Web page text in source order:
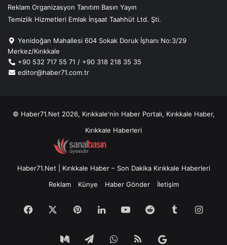
Reklam Organizasyon Tanıtım Basın Yayın
Temizlik Hizmetleri Emlak İnşaat Taahhüt Ltd. Şti.
Yenidoğan Mahallesi 604 Sokak Doruk İşhanı No:3/29
Merkez/Kırıkkale
+90 532 717 55 71 / +90 318 218 35 35
editor@haber71.com.tr
© Haber71.Net 2026, Kırıkkale'nin Haber Portalı, Kırıkkale Haber,
Kırıkkale Haberleri
Haber71.Net | Kırıkkale Haber – Son Dakika Kırıkkale Haberleri
Reklam
Künye Haber Gönder İletişim
Facebook PinterestLinkedInYouTubeReddit Tumblr
MediumTelegramWhatsApp
RSS Google